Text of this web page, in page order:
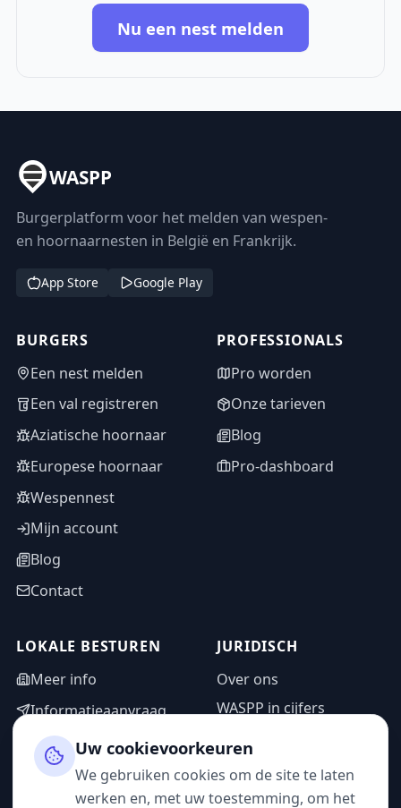
Nu een nest melden
WASPP
Burgerplatform voor het melden van wespen-
en hoornaarnesten in België en Frankrijk.
App Store Google Play
BURGERS
Een nest melden
Een val registreren
Aziatische hoornaar
Europese hoornaar
Wespennest
Mijn account
Blog
Contact
PROFESSIONALS
Pro worden
Onze tarieven
Blog
Pro-dashboard
LOKALE BESTUREN
Meer info
Informatieaanvraag
Adminzone
JURIDISCH
Over ons
WASPP in cijfers
Privacybeleid
Gebruiksvoorwaarden
Uw cookievoorkeuren
We gebruiken cookies om de site te laten
werken en, met uw toestemming, om het